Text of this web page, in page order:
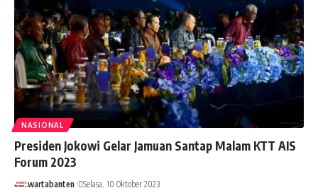
NASIONAL
Presiden Jokowi Gelar Jamuan Santap Malam KTT AIS
Forum 2023
wartabanten Selasa, 10 Oktober 2023